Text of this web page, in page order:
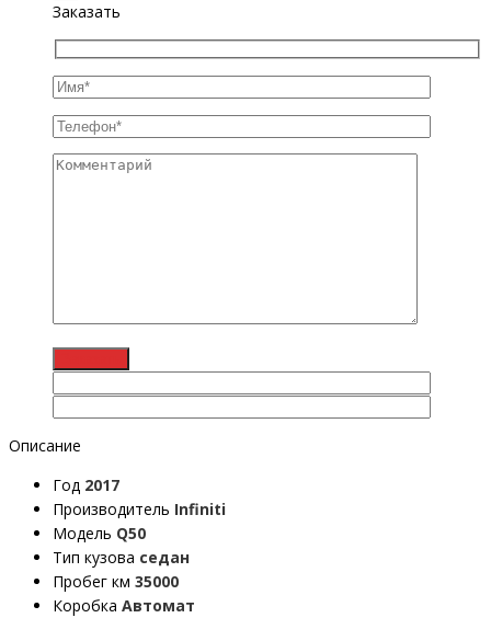
Заказать
Описание
Год 2017
Производитель Infiniti
Модель Q50
Тип кузова седан
Пробег км 35000
Коробка Автомат